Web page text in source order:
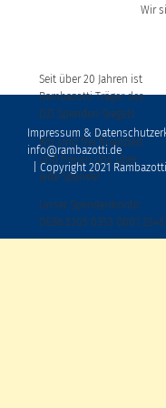
Wir
Seit über 20 Jahren ist
Rambazotti Träger des
DZI Spenden-Siegels
Wir sind frei finanziert
und freuen uns über
jede Spende!
Unser Spendenkonto:
DE86 5205 0353 0001 2345
Impressum &
info@rambazotti.de
| Copyright 2021